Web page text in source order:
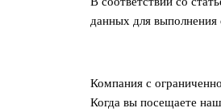
данных для выполнения
Компания с
Когда вы посещаете